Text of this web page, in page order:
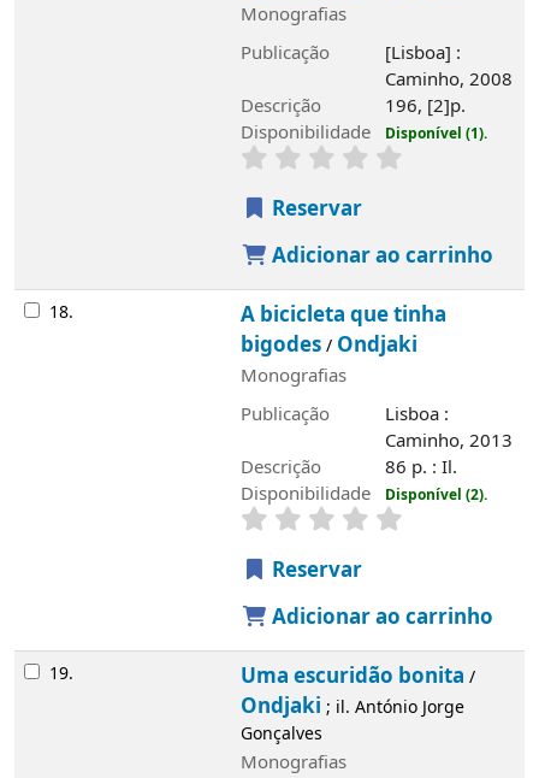
Monografias
Publicação
[Lisboa] :
Caminho, 2008
Descrição
196, [2]p.
Disponibilidade
Disponível (1).
Reservar
Adicionar ao carrinho
18.
A bicicleta que tinha
bigodes/ Ondjaki
Monografias
Publicação
Lisboa :
Caminho, 2013
Descrição
86 p. : Il.
Disponibilidade
Disponível (2).
Reservar
Adicionar ao carrinho
19. Uma escuridão bonita /
Ondjaki ; il. António Jorge
Gonçalves
Monografias